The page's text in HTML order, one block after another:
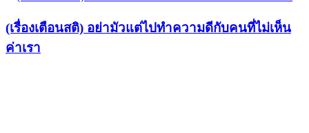
(เรื่องเตือนสติ) อย่ามัวแต่ไปทำความดีกับคนที่ไม่เห็น
ค่าเรา